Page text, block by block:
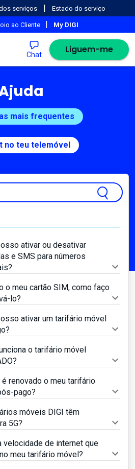
serviços | Estado do serviço
ao Cliente | My DIGI
Chat Liguem-me
mais frequentes
no teu telemóvel
ativar ou desativar
e SMS para números
o meu cartão SIM, como faço
lo?
ativar um tarifário móvel
o tarifário móvel
é renovado o meu tarifário
pago?
móveis DIGI têm
5G?
velocidade de internet que
meu tarifário móvel?